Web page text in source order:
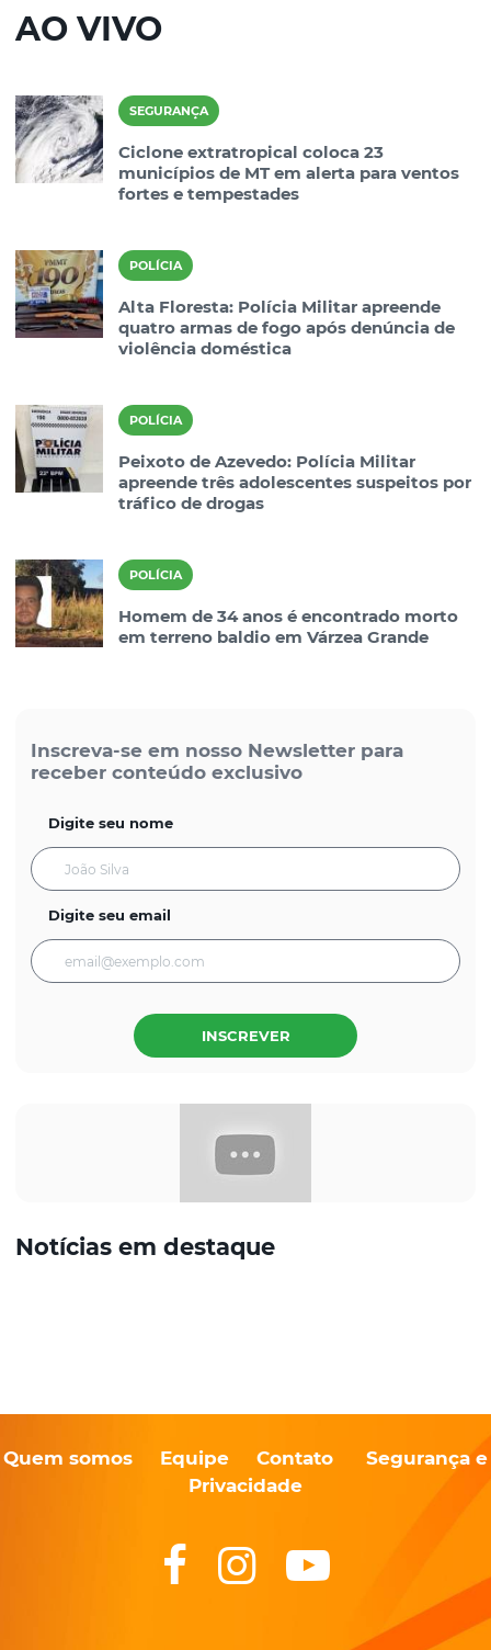
AO VIVO
SEGURANÇA
Ciclone extratropical coloca 23
municípios de MT em alerta para ventos
fortes e tempestades
POLÍCIA
Alta Floresta: Polícia Militar apreende
quatro armas de fogo após denúncia de
violência doméstica
POLÍCIA
Peixoto de Azevedo: Polícia Militar
apreende três adolescentes suspeitos por
tráfico de drogas
POLÍCIA
Homem de 34 anos é encontrado morto
em terreno baldio em Várzea Grande
Inscreva-se em nosso Newsletter para
receber conteúdo exclusivo
Digite seu nome
Digite seu email
INSCREVER
Notícias em destaque
Quem somos Equipe Contato
Segurança e
Privacidade